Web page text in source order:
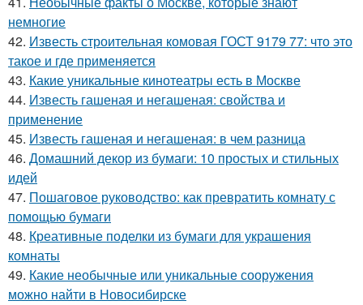
немногие
42. Известь строительная комовая ГОСТ 9179 77: что это
такое и где применяется
43. Какие уникальные кинотеатры есть в Москве
44. Известь гашеная и негашеная: свойства и
применение
45. Известь гашеная и негашеная: в чем разница
46. Домашний декор из бумаги: 10 простых и стильных
идей
47. Пошаговое руководство: как превратить комнату с
помощью бумаги
48. Креативные поделки из бумаги для украшения
комнаты
49. Какие необычные или уникальные сооружения
можно найти в Новосибирске